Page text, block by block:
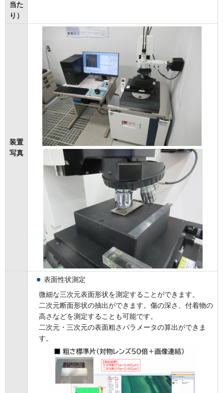
当た
り）
装置
写真
表面性状測定
微細な三次元表面形状を測定することができます。
二次元断面形状の抽出ができます。傷の深さ、付着物の
高さなどを測定することも可能です。
二次元・三次元の表面粗さパラメータの算出ができま
す。